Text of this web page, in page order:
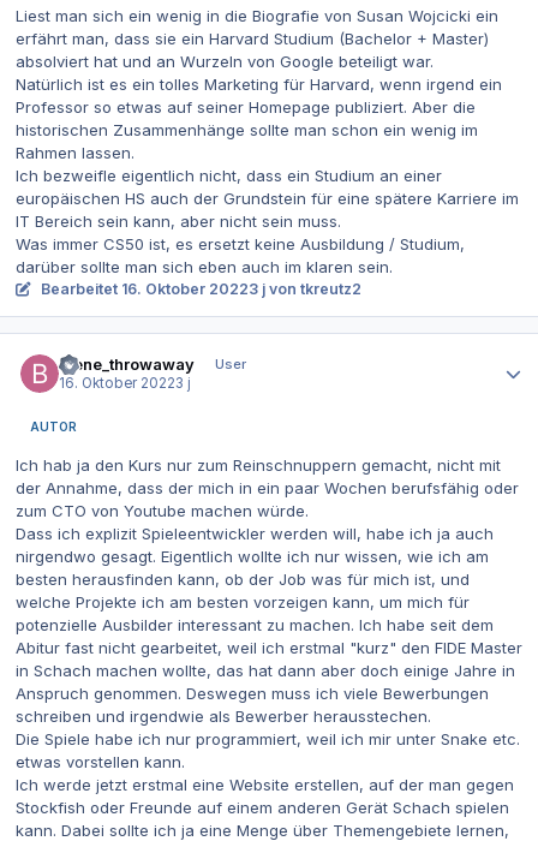
Liest man sich ein wenig in die Biografie von Susan Wojcicki ein
erfährt man, dass sie ein Harvard Studium (Bachelor + Master)
absolviert hat und an Wurzeln von Google beteiligt war.
Natürlich ist es ein tolles Marketing für Harvard, wenn irgend ein
Professor so etwas auf seiner Homepage publiziert. Aber die
historischen Zusammenhänge sollte man schon ein wenig im
Rahmen lassen.
Ich bezweifle eigentlich nicht, dass ein Studium an einer
europäischen HS auch der Grundstein für eine spätere Karriere im
IT Bereich sein kann, aber nicht sein muss.
Was immer CS50 ist, es ersetzt keine Ausbildung / Studium,
darüber sollte man sich eben auch im klaren sein.
Bearbeitet 16. Oktober 20223 j von tkreutz2
biene_throwaway
User
16. Oktober 20223 j
AUTOR
Ich hab ja den Kurs nur zum Reinschnuppern gemacht, nicht mit
der Annahme, dass der mich in ein paar Wochen berufsfähig oder
zum CTO von Youtube machen würde.
Dass ich explizit Spieleentwickler werden will, habe ich ja auch
nirgendwo gesagt. Eigentlich wollte ich nur wissen, wie ich am
besten herausfinden kann, ob der Job was für mich ist, und
welche Projekte ich am besten vorzeigen kann, um mich für
potenzielle Ausbilder interessant zu machen. Ich habe seit dem
Abitur fast nicht gearbeitet, weil ich erstmal "kurz" den FIDE Master
in Schach machen wollte, das hat dann aber doch einige Jahre in
Anspruch genommen. Deswegen muss ich viele Bewerbungen
schreiben und irgendwie als Bewerber herausstechen.
Die Spiele habe ich nur programmiert, weil ich mir unter Snake etc.
etwas vorstellen kann.
Ich werde jetzt erstmal eine Website erstellen, auf der man gegen
Stockfish oder Freunde auf einem anderen Gerät Schach spielen
kann. Dabei sollte ich ja eine Menge über Themengebiete lernen,